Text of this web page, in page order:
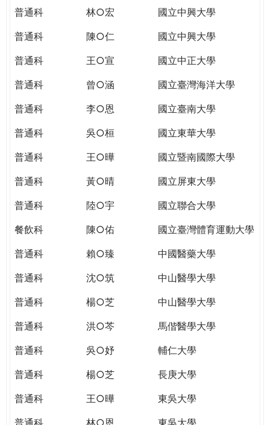
民。
TODAY
WORLD
TOMORROW
YOU
THE
PATH
GLOBAL
普通科
林○宏
國立中興大學
普通科
陳○仁
國立中興大學
普通科
王○宣
國立中正大學
普通科
曾○涵
國立臺灣海洋大學
普通科
李○恩
國立臺南大學
普通科
吳○桓
國立東華大學
普通科
王○曄
國立暨南國際大學
普通科
黃○晴
國立屏東大學
普通科
陸○宇
國立聯合大學
餐飲科
陳○佑
國立臺灣體育運動大學
普通科
賴○臻
中國醫藥大學
普通科
沈○筑
中山醫學大學
普通科
楊○芝
中山醫學大學
普通科
洪○芩
馬偕醫學大學
普通科
吳○妤
輔仁大學
普通科
楊○芝
長庚大學
普通科
王○曄
東吳大學
普通科
林○恩
東吳大學